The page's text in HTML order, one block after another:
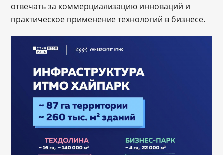
отвечать за коммерциализацию инноваций и
практическое применение технологий в бизнесе.